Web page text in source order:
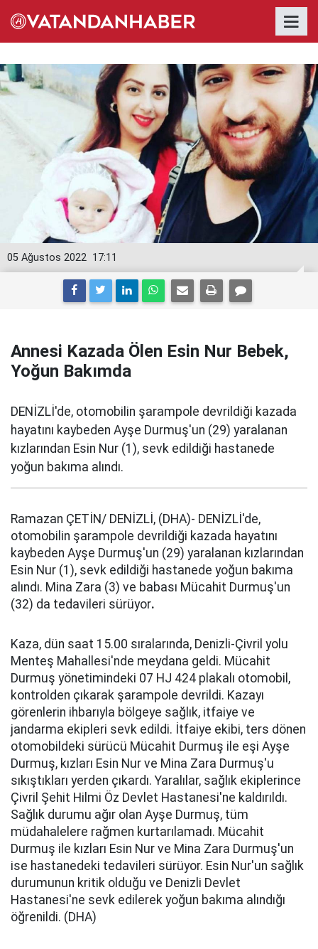
17:11
05 Ağustos 2022
Annesi Kazada Ölen Esin Nur Bebek,
Yoğun Bakımda
DENİZLİ'de, otomobilin şarampole devrildiği kazada
hayatını kaybeden Ayşe Durmuş'un (29) yaralanan
kızlarından Esin Nur (1), sevk edildiği hastanede
yoğun bakıma alındı.
Ramazan ÇETİN/ DENİZLİ, (DHA)- DENİZLİ'de,
otomobilin şarampole devrildiği kazada hayatını
kaybeden Ayşe Durmuş'un (29) yaralanan kızlarından
Esin Nur (1), sevk edildiği hastanede yoğun bakıma
alındı. Mina Zara (3) ve babası Mücahit Durmuş'un
(32) da tedavileri sürüyor.
Kaza, dün saat 15.00 sıralarında, Denizli-Çivril yolu
Menteş Mahallesi'nde meydana geldi. Mücahit
Durmuş yönetimindeki 07 HJ 424 plakalı otomobil,
kontrolden çıkarak şarampole devrildi. Kazayı
görenlerin ihbarıyla bölgeye sağlık, itfaiye ve
jandarma ekipleri sevk edildi. İtfaiye ekibi, ters dönen
otomobildeki sürücü Mücahit Durmuş ile eşi Ayşe
Durmuş, kızları Esin Nur ve Mina Zara Durmuş'u
sıkıştıkları yerden çıkardı. Yaralılar, sağlık ekiplerince
Çivril Şehit Hilmi Öz Devlet Hastanesi'ne kaldırıldı.
Sağlık durumu ağır olan Ayşe Durmuş, tüm
müdahalelere rağmen kurtarılamadı. Mücahit
Durmuş ile kızları Esin Nur ve Mina Zara Durmuş'un
ise hastanedeki tedavileri sürüyor. Esin Nur'un sağlık
durumunun kritik olduğu ve Denizli Devlet
Hastanesi'ne sevk edilerek yoğun bakıma alındığı
öğrenildi. (DHA)